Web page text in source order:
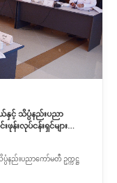
င့် သိပ္ပံနည်းပညာ
ဖုန်းလုပ်ငန်းရှင်များ
ည်းပညာကော်မတီ ဥက္ကဋ္ဌ